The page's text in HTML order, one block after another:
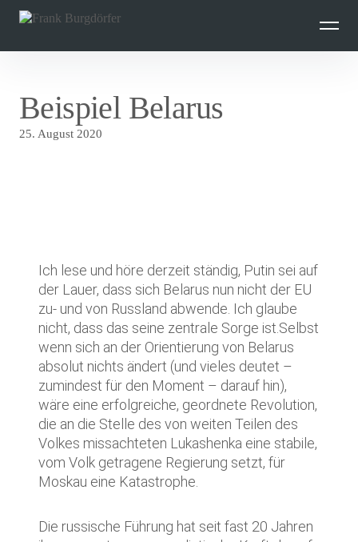
überspringen
Beispiel Belarus
25. August 2020
Ich lese und höre derzeit ständig, Putin sei auf
der Lauer, dass sich Belarus nun nicht der EU
zu- und von Russland abwende. Ich glaube
nicht, dass das seine zentrale Sorge ist.Selbst
wenn sich an der Orientierung von Belarus
absolut nichts ändert (und vieles deutet –
zumindest für den Moment – darauf hin),
wäre eine erfolgreiche, geordnete Revolution,
die an die Stelle des von weiten Teilen des
Volkes missachteten Lukashenka eine stabile,
vom Volk getragene Regierung setzt, für
Moskau eine Katastrophe.
Die russische Führung hat seit fast 20 Jahren